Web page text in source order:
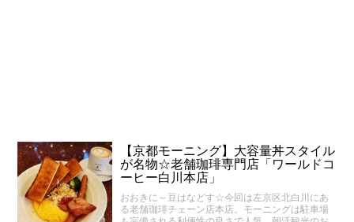
【京都モーニング】大容量丼スタイル
が名物☆老舗珈琲専門店「ワールドコ
ーヒー白川本店」
おおきに～豆はなどす☆今回は左京区北白川にあ
る老舗珈琲チェーン店本店。モーニングは駐車場